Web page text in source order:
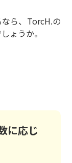
ら、TorcH.の
ょうか。
に応じ